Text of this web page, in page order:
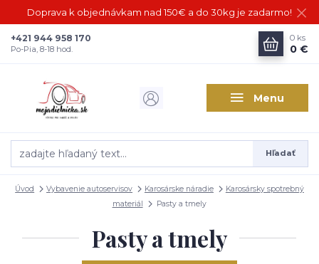
Doprava k objednávkam nad 150€ a do 30kg je zadarmo!
Menu
Hľadať
+421 944 958 170
Po-Pia, 8-18 hod.
0 ks
0 €
Úvod Vybavenie autoservisov Karosárske náradie
Karosársky spotrebný
materiál
Pasty a tmely
Pasty a tmely